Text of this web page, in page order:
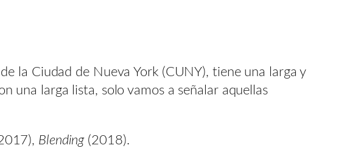
la Ciudad de Nueva York (CUNY), tiene una larga y
una larga lista, solo vamos a señalar aquellas
Blending(2018).